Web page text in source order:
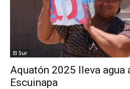
El Sur
Aquatón 2025 lleva agua
Escuinapa